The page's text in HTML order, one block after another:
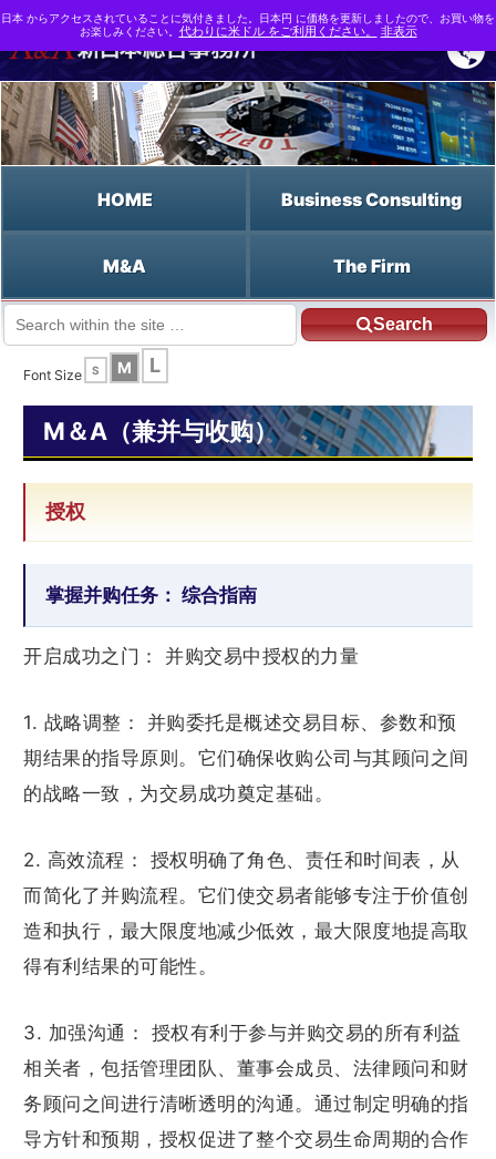
HOME Business Consulting
M&A The Firm
Search
Chinese HOME
Font Size
S M L
M＆A（兼并与收购）
授权
掌握并购任务： 综合指南
开启成功之门： 并购交易中授权的力量
1. 战略调整： 并购委托是概述交易目标、参数和预
期结果的指导原则。它们确保收购公司与其顾问之间
的战略一致，为交易成功奠定基础。
2. 高效流程： 授权明确了角色、责任和时间表，从
而简化了并购流程。它们使交易者能够专注于价值创
造和执行，最大限度地减少低效，最大限度地提高取
得有利结果的可能性。
3. 加强沟通： 授权有利于参与并购交易的所有利益
相关者，包括管理团队、董事会成员、法律顾问和财
务顾问之间进行清晰透明的沟通。通过制定明确的指
导方针和预期，授权促进了整个交易生命周期的合作
日本 からアクセスされていることに気付きました。日本円 に価格を更新しましたので、お買い物を
お楽しみください。 代わりに米ドル をご利用ください。 非表示